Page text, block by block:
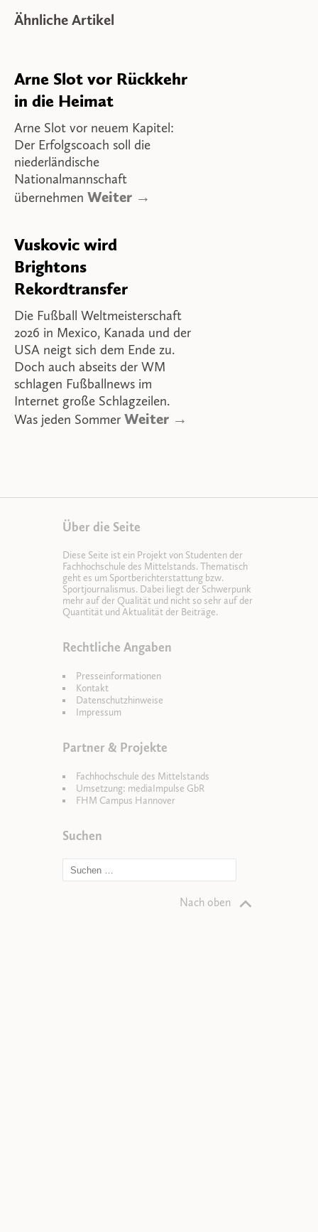
Ähnliche Artikel
Arne Slot vor Rückkehr
in die Heimat
Arne Slot vor neuem Kapitel:
Der Erfolgscoach soll die
niederländische
Nationalmannschaft
übernehmen Weiter →
Vuskovic wird
Brightons
Rekordtransfer
Die Fußball Weltmeisterschaft
2026 in Mexico, Kanada und der
USA neigt sich dem Ende zu.
Doch auch abseits der WM
schlagen Fußballnews im
Internet große Schlagzeilen.
Was jeden Sommer Weiter →
Über die Seite
Diese Seite ist ein Projekt von Studenten der
Fachhochschule des Mittelstands. Thematisch
geht es um Sportberichterstattung bzw.
Sportjournalismus. Dabei liegt der Schwerpunk
mehr auf der Qualität und nicht so sehr auf der
Quantität und Aktualität der Beiträge.
Rechtliche Angaben
Presseinformationen
Kontakt
Datenschutzhinweise
Impressum
Partner & Projekte
Fachhochschule des Mittelstands
Umsetzung: mediaImpulse GbR
FHM Campus Hannover
Suchen
Nach oben